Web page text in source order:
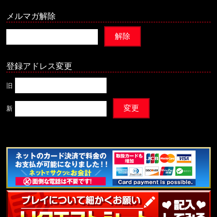
メルマガ解除
登録アドレス変更
旧
新